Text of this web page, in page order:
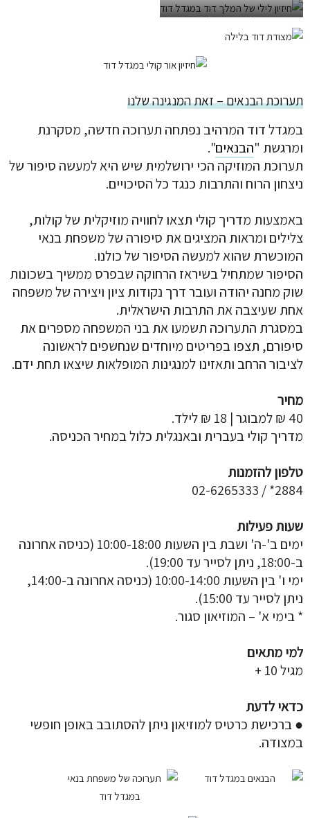
חיזיון אור-קולי חדש במגדל דוד – מופע
המלך דוד
תערוכת הבנאים – זאת המנגינה שלנו
במגדל דוד המרהיב נפתחה תערוכה חדשה, מסקרנת
ומרגשת "הבנאים".
תערוכת המוזיקה הכי ירושלמית שיש היא למעשה סיפור של
ניצחון הרוח והתרבות כנגד כל הסיכויים.
באמצעות מדריך קולי תצאו לחוויה מוזיקלית של קולות,
צלילים ומראות המציגים את סיפורה של משפחת בנאי
המוכשרת שהוא למעשה הסיפור של כולנו.
הסיפור שמתחיל בשיראז הרחוקה שבפרס ממשיך בשכונות
שוק מחנה יהודה ועובר דרך נקודות ציון ויצירה של משפחה
אחת שעיצבה את התרבות הישראלית.
במסגרת התערוכה תשמעו את בני המשפחה מספרים את
סיפורם, תצפו בפריטים מיוחדים שנחשפים לראשונה
לציבור הרחב ותאזינו למנגינות המופלאות שיצאו תחת ידם.
מחיר
40 ₪ למבוגר | 18 ₪ לילד.
מדריך קולי בעברית ובאנגלית כלול במחיר הכניסה.
טלפון להזמנות
2884* / 02-6265333
שעות פעילות
ימים ב'-ה' ושבת בין השעות 10:00-18:00 (כניסה אחרונה
ב-18:00, ניתן לסייר עד 19:00).
ימי ו' בין השעות 10:00-14:00 (כניסה אחרונה ב-14:00,
ניתן לסייר עד 15:00).
* בימי א' – המוזיאון סגור.
למי מתאים
מגיל 10 +
כדאי לדעת
● ברכישת כרטיס למוזיאון ניתן להסתובב באופן חופשי
במצודה.